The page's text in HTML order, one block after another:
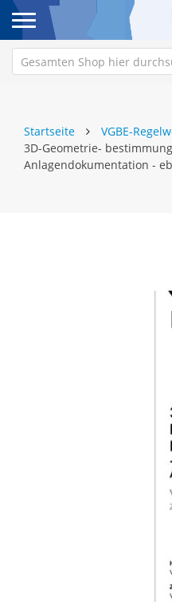
Startseite
VGBE-
3D-Geometrie-
Anlagendokumentation -